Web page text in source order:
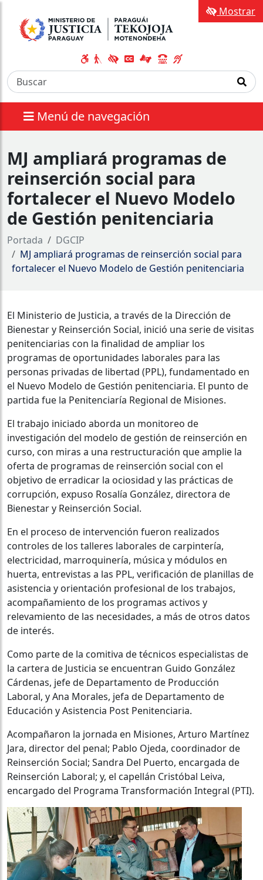
Menú de navegación
Mostrar
MJ ampliará programas de
reinserción social para
fortalecer el Nuevo Modelo
de Gestión penitenciaria
Portada
DGCIP
MJ ampliará programas de reinserción social para
fortalecer el Nuevo Modelo de Gestión penitenciaria
El Ministerio de Justicia, a través de la Dirección de
Bienestar y Reinserción Social, inició una serie de visitas
penitenciarias con la finalidad de ampliar los
programas de oportunidades laborales para las
personas privadas de libertad (PPL), fundamentado en
el Nuevo Modelo de Gestión penitenciaria. El punto de
partida fue la Penitenciaría Regional de Misiones.
El trabajo iniciado aborda un monitoreo de
investigación del modelo de gestión de reinserción en
curso, con miras a una restructuración que amplie la
oferta de programas de reinserción social con el
objetivo de erradicar la ociosidad y las prácticas de
corrupción, expuso Rosalía González, directora de
Bienestar y Reinserción Social.
En el proceso de intervención fueron realizados
controles de los talleres laborales de carpintería,
electricidad, marroquinería, música y módulos en
huerta, entrevistas a las PPL, verificación de planillas de
asistencia y orientación profesional de los trabajos,
acompañamiento de los programas activos y
relevamiento de las necesidades, a más de otros datos
de interés.
Como parte de la comitiva de técnicos especialistas de
la cartera de Justicia se encuentran Guido González
Cárdenas, jefe de Departamento de Producción
Laboral, y Ana Morales, jefa de Departamento de
Educación y Asistencia Post Penitenciaria.
Acompañaron la jornada en Misiones, Arturo Martínez
Jara, director del penal; Pablo Ojeda, coordinador de
Reinserción Social; Sandra Del Puerto, encargada de
Reinserción Laboral; y, el capellán Cristóbal Leiva,
encargado del Programa Transformación Integral (PTI).